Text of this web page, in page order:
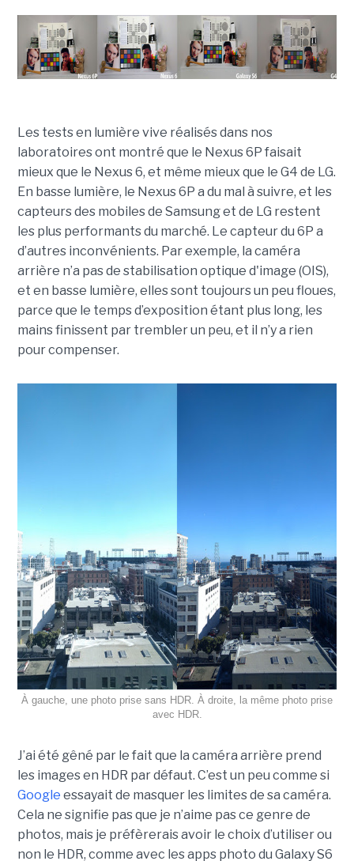
Les tests en lumière vive réalisés dans nos
laboratoires ont montré que le Nexus 6P faisait
mieux que le Nexus 6, et même mieux que le G4 de LG.
En basse lumière, le Nexus 6P a du mal à suivre, et les
capteurs des mobiles de Samsung et de LG restent
les plus performants du marché. Le capteur du 6P a
d’autres inconvénients. Par exemple, la caméra
arrière n’a pas de stabilisation optique d'image (OIS),
et en basse lumière, elles sont toujours un peu floues,
parce que le temps d’exposition étant plus long, les
mains finissent par trembler un peu, et il n’y a rien
pour compenser.
À gauche, une photo prise sans HDR. À droite, la même photo prise
avec HDR.
J’ai été gêné par le fait que la caméra arrière prend
les images en HDR par défaut. C’est un peu comme si
Google essayait de masquer les limites de sa caméra.
Cela ne signifie pas que je n’aime pas ce genre de
photos, mais je préfèrerais avoir le choix d’utiliser ou
non le HDR, comme avec les apps photo du Galaxy S6